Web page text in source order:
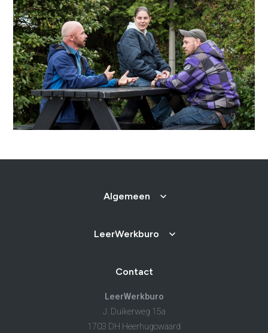
Brochure
Vacatures
Laatste nieuws
Contact
Klanten aan het woord
Werkgever aan het woord
Algemeen
LeerWerkburo
Contact
LeerWerkburo
J. Duikerweg 15a
1703 DH Heerhugowaard